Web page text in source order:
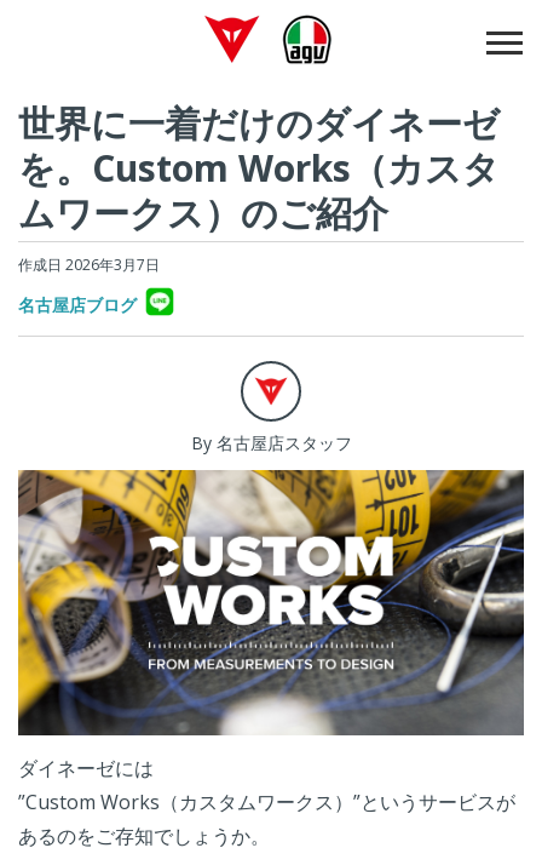
世界に一着だけのダイネーゼ
を。Custom Works（カスタ
ムワークス）のご紹介
作成日 2026年3月7日
名古屋店ブログ
By 名古屋店スタッフ
ダイネーゼには
”Custom Works（カスタムワークス）”というサービスが
あるのをご存知でしょうか。